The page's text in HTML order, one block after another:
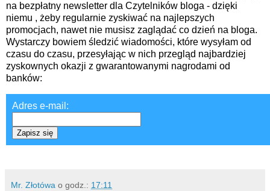
na bezpłatny newsletter dla Czytelników bloga - dzięki
niemu , żeby regularnie zyskiwać na najlepszych
promocjach, nawet nie musisz zaglądać co dzień na bloga.
Wystarczy bowiem śledzić wiadomości, które wysyłam od
czasu do czasu, przesyłając w nich przegląd najbardziej
zyskownych okazji z gwarantowanymi nagrodami od
banków:
Adres e-mail:
Zapisz się
Mr. Złotówa o godz.: 17:11